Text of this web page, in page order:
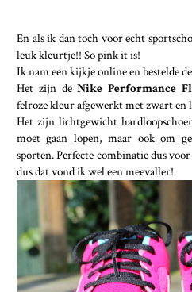
En als ik dan toch voor echt
leuk kleurtje!! So pink it is!
Ik nam een kijkje online en bestelde
Het zijn deNike Performance
felroze kleur afgewerkt met zwart en
Het zijn lichtgewicht
moet gaan lopen, maar ook om
sporten. Perfecte combinatie dus
dus dat vond ik wel een meevaller!